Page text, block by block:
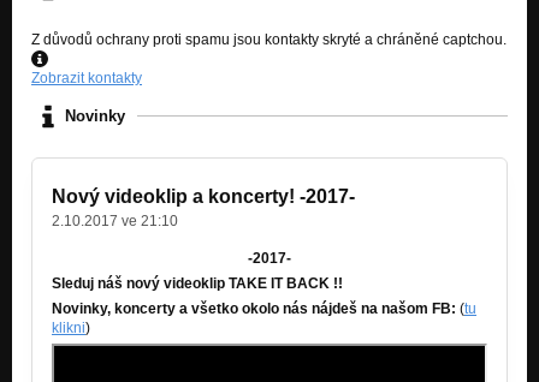
Z důvodů ochrany proti spamu jsou kontakty skryté a chráněné captchou.
Zobrazit kontakty
Novinky
Nový videoklip a koncerty! -2017-
2.10.2017 ve 21:10
-2017-
Sleduj náš nový videoklip TAKE IT BACK !!
Novinky, koncerty a všetko okolo nás nájdeš na našom FB: (tu
klikni)